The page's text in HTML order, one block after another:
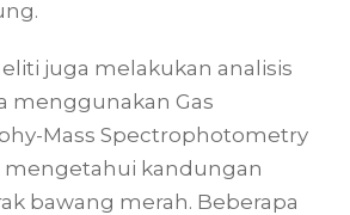
juga melakukan analisis
menggunakan Gas
Mass Spectrophotometry
mengetahui kandungan
bawang merah. Beberapa